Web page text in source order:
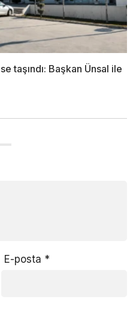
taşındı: Başkan Ünsal ile
E-posta *